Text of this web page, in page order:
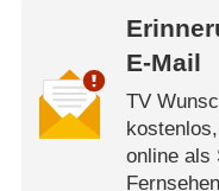
E-Mail
TV
online als